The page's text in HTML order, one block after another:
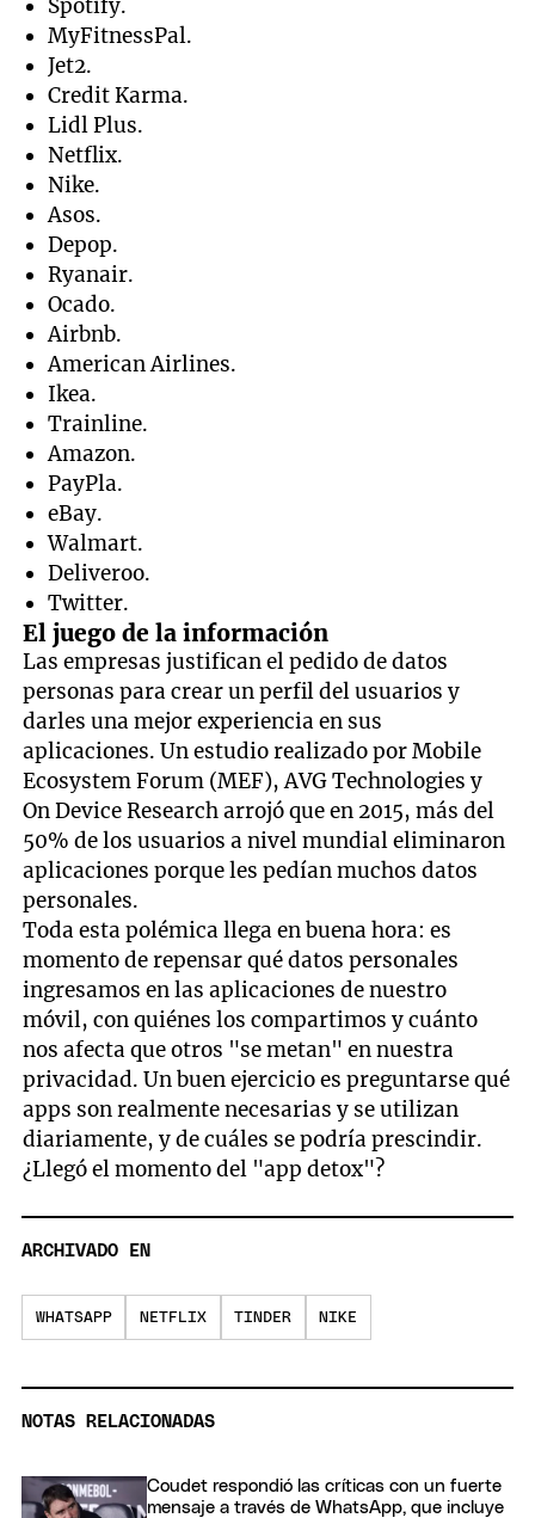
Spotify.
MyFitnessPal.
Jet2.
Credit Karma.
Lidl Plus.
Netflix.
Nike.
Asos.
Depop.
Ryanair.
Ocado.
Airbnb.
American Airlines.
Ikea.
Trainline.
Amazon.
PayPla.
eBay.
Walmart.
Deliveroo.
Twitter.
El juego de la información
Las empresas justifican el pedido de datos
personas para crear un perfil del usuarios y
darles una mejor experiencia en sus
aplicaciones. Un estudio realizado por Mobile
Ecosystem Forum (MEF), AVG Technologies y
On Device Research arrojó que en 2015, más del
50% de los usuarios a nivel mundial eliminaron
aplicaciones porque les pedían muchos datos
personales.
Toda esta polémica llega en buena hora: es
momento de repensar qué datos personales
ingresamos en las aplicaciones de nuestro
móvil, con quiénes los compartimos y cuánto
nos afecta que otros "se metan" en nuestra
privacidad. Un buen ejercicio es preguntarse qué
apps son realmente necesarias y se utilizan
diariamente, y de cuáles se podría prescindir.
¿Llegó el momento del "app detox"?
ARCHIVADO EN
WHATSAPP NETFLIX TINDER NIKE
NOTAS RELACIONADAS
Coudet respondió las críticas con un fuerte
mensaje a través de WhatsApp, que incluye